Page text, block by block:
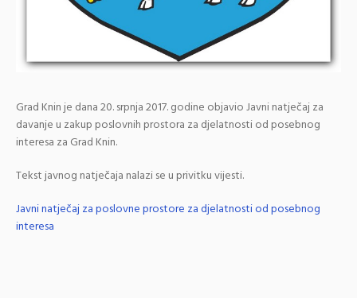
Grad Knin je dana 20. srpnja 2017. godine objavio Javni natječaj za
davanje u zakup poslovnih prostora za djelatnosti od posebnog
interesa za Grad Knin.
Tekst javnog natječaja nalazi se u privitku vijesti.
Javni natječaj za poslovne prostore za djelatnosti od posebnog
interesa